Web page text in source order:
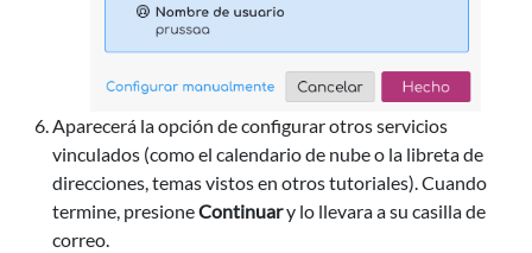
Aparecerá la opción de configurar otros servicios
vinculados (como el calendario de nube o la libreta de
direcciones, temas vistos en otros tutoriales). Cuando
termine, presioneContinuary lo llevara a su casilla de
correo.